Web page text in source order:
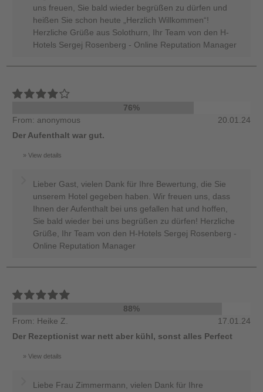
uns freuen, Sie bald wieder begrüßen zu dürfen und
heißen Sie schon heute „Herzlich Willkommen“!
Herzliche Grüße aus Solothurn, Ihr Team von den H-
Hotels Sergej Rosenberg - Online Reputation Manager
76%
From: anonymous
20.01.24
Der Aufenthalt war gut.
View details
Lieber Gast, vielen Dank für Ihre Bewertung, die Sie
unserem Hotel gegeben haben. Wir freuen uns, dass
Ihnen der Aufenthalt bei uns gefallen hat und hoffen,
Sie bald wieder bei uns begrüßen zu dürfen! Herzliche
Grüße, Ihr Team von den H-Hotels Sergej Rosenberg -
Online Reputation Manager
88%
From: Heike Z.
17.01.24
Der Rezeptionist war nett aber kühl, sonst alles Perfect
View details
Liebe Frau Zimmermann, vielen Dank für Ihre